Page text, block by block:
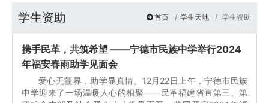
学生资助 首页 学生天地 学生资助
携手民革，共筑希望 ——宁德市民族中学举行2024
年福安春雨助学见面会
爱心无疆界，助学显真情。12月22日上午，宁德市民族
中学迎来了一场温暖人心的相聚——民革福建省直第三、第